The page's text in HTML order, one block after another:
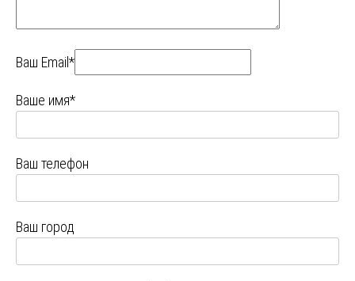
Ваш Email*
Ваше имя*
Ваш телефон
Ваш город